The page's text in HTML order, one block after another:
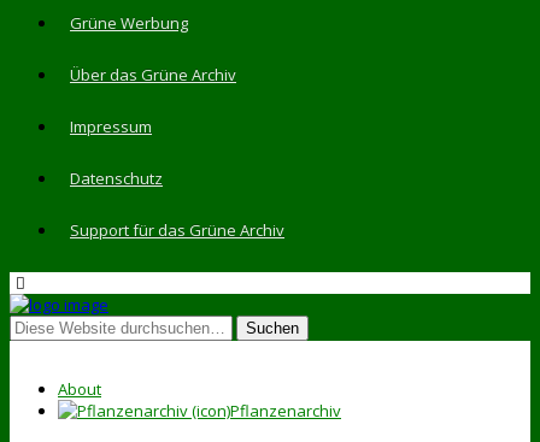
Grüne Werbung
Über das Grüne Archiv
Impressum
Datenschutz
Support für das Grüne Archiv
About
Pflanzenarchiv